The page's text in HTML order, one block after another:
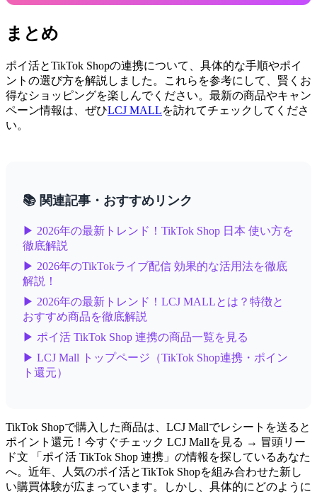
まとめ
ポイ活とTikTok Shopの連携について、具体的な手順やポイ
ントの選び方を解説しました。これらを参考にして、賢くお
得なショッピングを楽しんでください。最新の商品やキャン
ペーン情報は、ぜひLCJ MALLを訪れてチェックしてくださ
い。
📚 関連記事・おすすめリンク
▶ 2026年の最新トレンド！TikTok Shop 日本 使い方を
徹底解説
▶ 2026年のTikTokライブ配信 効果的な活用法を徹底
解説！
▶ 2026年の最新トレンド！LCJ MALLとは？特徴と
おすすめ商品を徹底解説
▶ ポイ活 TikTok Shop 連携の商品一覧を見る
▶ LCJ Mall トップページ（TikTok Shop連携・ポイン
ト還元）
TikTok Shopで購入した商品は、LCJ Mallでレシートを送ると
ポイント還元！今すぐチェック LCJ Mallを見る → 冒頭リー
ド文 「ポイ活 TikTok Shop 連携」の情報を探しているあなた
へ。近年、人気のポイ活とTikTok Shopを組み合わせた新し
い購買体験が広まっています。しかし、具体的にどのように